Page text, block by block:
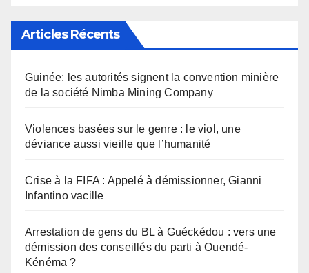
Articles Récents
Guinée: les autorités signent la convention minière
de la société Nimba Mining Company
Violences basées sur le genre : le viol, une
déviance aussi vieille que l’humanité
Crise à la FIFA : Appelé à démissionner, Gianni
Infantino vacille
Arrestation de gens du BL à Guéckédou : vers une
démission des conseillés du parti à Ouendé-
Kénéma ?